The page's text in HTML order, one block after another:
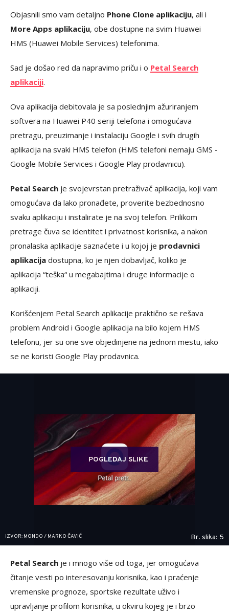
Objasnili smo vam detaljno Phone Clone aplikaciju, ali i
More Apps aplikaciju, obe dostupne na svim Huawei
HMS (Huawei Mobile Services) telefonima.
Sad je došao red da napravimo priču i o Petal Search
aplikaciji.
Ova aplikacija debitovala je sa poslednjim ažuriranjem
softvera na Huawei P40 seriji telefona i omogućava
pretragu, preuzimanje i instalaciju Google i svih drugih
aplikacija na svaki HMS telefon (HMS telefoni nemaju GMS -
Google Mobile Services i Google Play prodavnicu).
Petal Search je svojevrstan pretraživač aplikacija, koji vam
omogućava da lako pronađete, proverite bezbednosno
svaku aplikaciju i instalirate je na svoj telefon. Prilikom
pretrage čuva se identitet i privatnost korisnika, a nakon
pronalaska aplikacije saznaćete i u kojoj je prodavnici
aplikacija dostupna, ko je njen dobavljač, koliko je
aplikacija “teška“ u megabajtima i druge informacije o
aplikaciji.
Korišćenjem Petal Search aplikacije praktično se rešava
problem Android i Google aplikacija na bilo kojem HMS
telefonu, jer su one sve objedinjene na jednom mestu, iako
se ne koristi Google Play prodavnica.
POGLEDAJ SLIKE
IZVOR: MONDO / MARKO ČAVIĆ Br. slika: 5
Petal Search je i mnogo više od toga, jer omogućava
čitanje vesti po interesovanju korisnika, kao i praćenje
vremenske prognoze, sportske rezultate uživo i
upravljanje profilom korisnika, u okviru kojeg je i brzo